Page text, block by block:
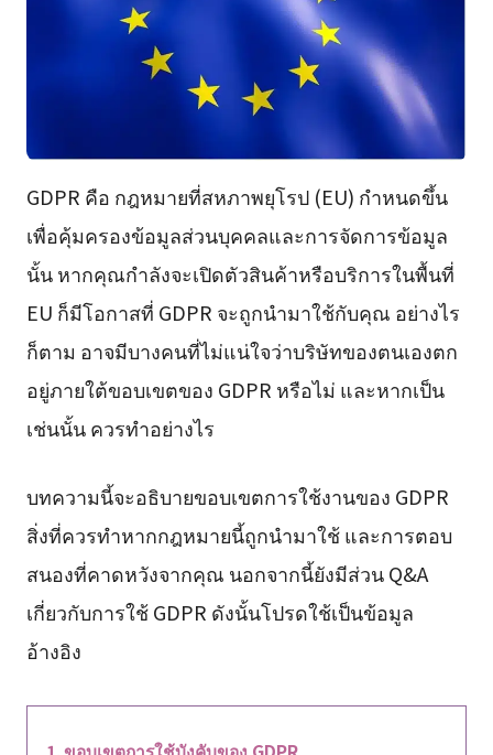
GDPR คือ กฎหมายที่สหภาพยุโรป (EU) กำหนดขึ้น
เพื่อคุ้มครองข้อมูลส่วนบุคคลและการจัดการข้อมูล
นั้น หากคุณกำลังจะเปิดตัวสินค้าหรือบริการในพื้นที่
EU ก็มีโอกาสที่ GDPR จะถูกนำมาใช้กับคุณ อย่างไร
ก็ตาม อาจมีบางคนที่ไม่แน่ใจว่าบริษัทของตนเองตก
อยู่ภายใต้ขอบเขตของ GDPR หรือไม่ และหากเป็น
เช่นนั้น ควรทำอย่างไร
บทความนี้จะอธิบายขอบเขตการใช้งานของ GDPR
สิ่งที่ควรทำหากกฎหมายนี้ถูกนำมาใช้ และการตอบ
สนองที่คาดหวังจากคุณ นอกจากนี้ยังมีส่วน Q&A
เกี่ยวกับการใช้ GDPR ดังนั้นโปรดใช้เป็นข้อมูล
อ้างอิง